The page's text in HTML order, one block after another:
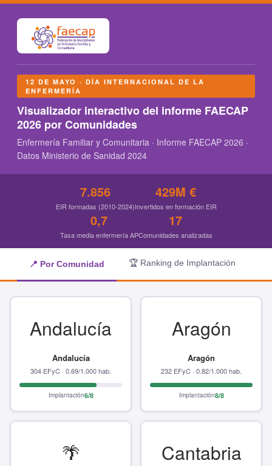
12 DE MAYO · DÍA INTERNACIONAL DE LA
ENFERMERÍA
Visualizador interactivo del informe FAECAP
2026 por Comunidades
Enfermería Familiar y Comunitaria · Informe FAECAP 2026 ·
Datos Ministerio de Sanidad 2024
7.856
EIR formadas (2010-2024)
429M €
Invertidos en formación EIR
0,7
Tasa media enfermería AP
17
Comunidades analizadas
📍 Por Comunidad 🏆 Ranking de Implantación
Andalucía
Andalucía
304 EFyC · 0.69/1.000 hab.
Implantación6/8
Aragón
Aragón
232 EFyC · 0.82/1.000 hab.
Implantación8/8
🌴 Cantabria